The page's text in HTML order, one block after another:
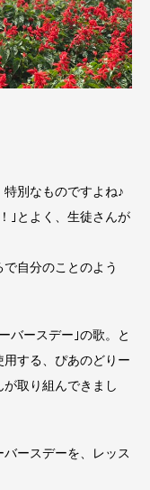
別なものですよね♪
｣とよく、生徒さんが
自分のことのよう
バースデー｣の歌。と
する、ぴあのどりー
取り組んできまし
ースデーを、レッス